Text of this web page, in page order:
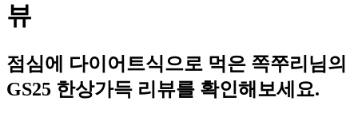
뷰
점심에 다이어트식으로 먹은 쪽쭈리님의
GS25 한상가득 리뷰를 확인해보세요.